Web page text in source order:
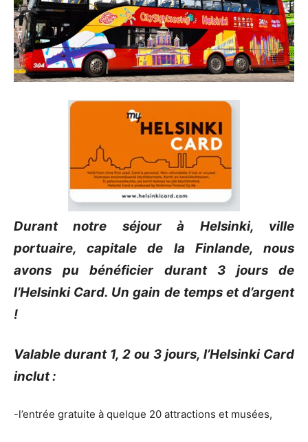
Durant notre séjour à Helsinki, ville
portuaire, capitale de la Finlande, nous
avons pu bénéficier durant 3 jours de
l’Helsinki Card. Un gain de temps et d’argent
!
Valable durant 1, 2 ou 3 jours, l’Helsinki Card
inclut :
-l’entrée gratuite à quelque 20 attractions et musées,